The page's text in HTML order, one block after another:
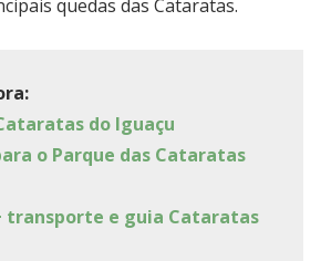
quedas das Cataratas.
do Iguaçu
o Parque das Cataratas
transporte e guia Cataratas